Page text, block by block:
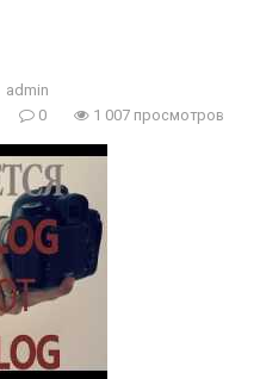
admin
0
1 007 просмотров